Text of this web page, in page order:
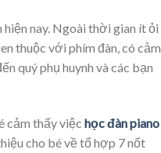
hiện nay. Ngoài thời gian ít ỏi
thuộc với phím đàn, có cảm
quý phụ huynh và các bạn
cảm thấy việc học đàn piano
cho bé về tổ hợp 7 nốt